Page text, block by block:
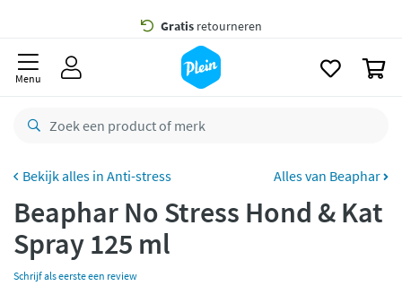
Gratis bezorging vanaf 35,- *
besteld,
retourneren
Betaal met Klarna
Menu
Anti-stress Alles van Beaphar
Beaphar No Stress Hond & Kat
Spray 125 ml
Schrijf als eerste een review